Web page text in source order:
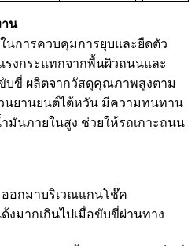
น
การควบคุมการยุบและยืดตัว
งกระแทกจากพื้นผิวถนนและ
บขี่ ผลิตจากวัสดุคุณภาพสูงตาม
นยานยนต์ไต้หวัน มีความทนทาน
มันภายในสูง ช่วยให้รถเกาะถนน
อกมาบริเวณแกนโช๊ค
งมากเกินไปเมื่อขับขี่ผ่านทาง